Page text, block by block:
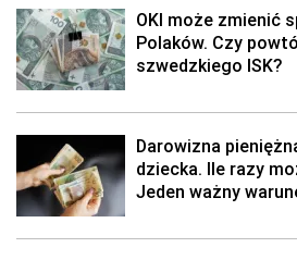
OKI może zmienić
Polaków. Czy
szwedzkiego ISK?
Darowizna
dziecka. Ile razy
Jeden ważny